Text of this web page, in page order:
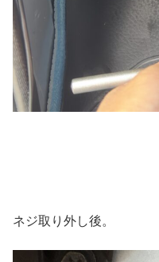
ネジ取り外し後。